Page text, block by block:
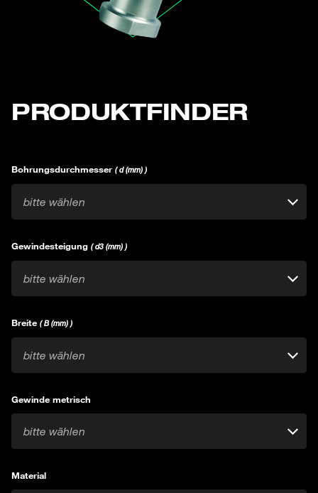
PRODUKTFINDER
Bohrungsdurchmesser ( d (mm) )
bitte wählen
Gewindesteigung ( d3 (mm) )
bitte wählen
Breite ( B (mm) )
bitte wählen
Gewinde metrisch
bitte wählen
Material